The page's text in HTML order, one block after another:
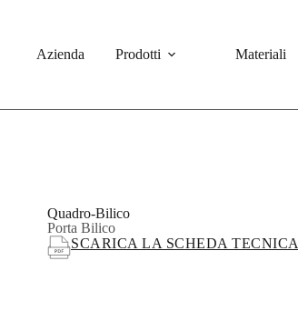
Azienda Prodotti Materiali
Quadro-Bilico
Porta Bilico
SCARICA LA SCHEDA TECNICA